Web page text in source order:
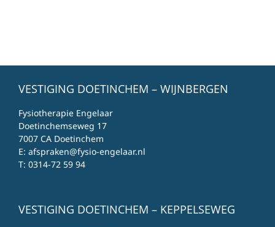
VESTIGING DOETINCHEM – WIJNBERGEN
Fysiotherapie Engelaar
Doetinchemseweg 17
7007 CA Doetinchem
E: afspraken@fysio-engelaar.nl
T: 0314-72 59 94
VESTIGING DOETINCHEM – KEPPELSEWEG